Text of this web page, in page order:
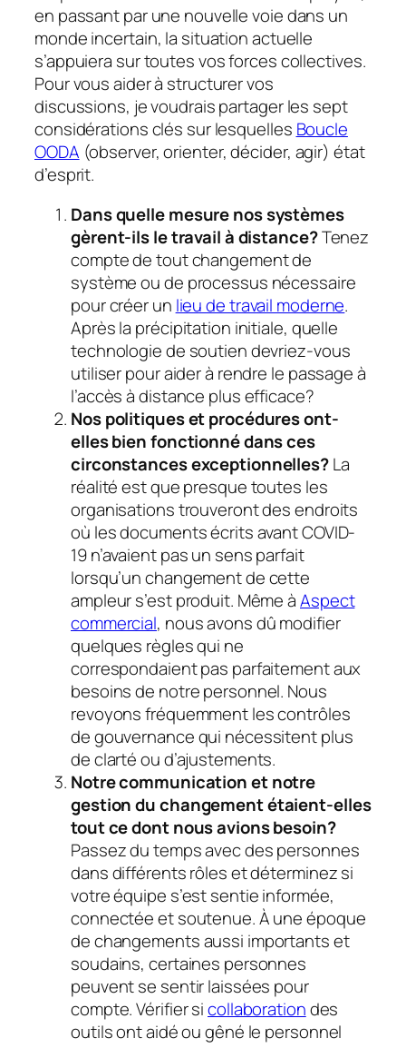
en passant par une nouvelle voie dans un
monde incertain, la situation actuelle
s’appuiera sur toutes vos forces collectives.
Pour vous aider à structurer vos
discussions, je voudrais partager les sept
considérations clés sur lesquelles Boucle
OODA (observer, orienter, décider, agir) état
d’esprit.
Dans quelle mesure nos systèmes
gèrent-ils le travail à distance?Tenez
compte de tout changement de
système ou de processus nécessaire
pour créer un lieu de travail moderne.
Après la précipitation initiale, quelle
technologie de soutien devriez-vous
utiliser pour aider à rendre le passage à
l’accès à distance plus efficace?
Nos politiques et procédures ont-
elles bien fonctionné dans ces
circonstances exceptionnelles?La
réalité est que presque toutes les
organisations trouveront des endroits
où les documents écrits avant COVID-
19 n’avaient pas un sens parfait
lorsqu’un changement de cette
ampleur s’est produit. Même àAspect
commercial, nous avons dû modifier
quelques règles qui ne
correspondaient pas parfaitement aux
besoins de notre personnel. Nous
revoyons fréquemment les contrôles
de gouvernance qui nécessitent plus
de clarté ou d’ajustements.
Notre communication et notre
gestion du changement étaient-elles
tout ce dont nous avions besoin?
Passez du temps avec des personnes
dans différents rôles et déterminez si
votre équipe s’est sentie informée,
connectée et soutenue. À une époque
de changements aussi importants et
soudains, certaines personnes
peuvent se sentir laissées pour
compte. Vérifier sicollaborationdes
outils ont aidé ou gêné le personnel